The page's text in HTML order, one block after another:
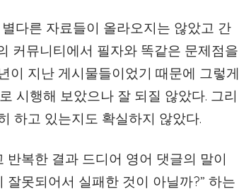
다른 자료들이 올라오지는 않았고 간
커뮤니티에서 필자와 똑같은 문제점을
이 지난 게시물들이었기 때문에 그렇게
시행해 보았으나 잘 되질 않았다. 그리
하고 있는지도 확실하지 않았다.
복한 결과 드디어 영어 댓글의 말이
못되어서 실패한 것이 아닐까?” 하는